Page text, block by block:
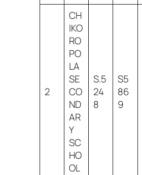
2
CH
IKO
RO
PO
LA
SE
CO
ND
AR
Y
SC
HO
OL
S.5
24
8
S5
86
9